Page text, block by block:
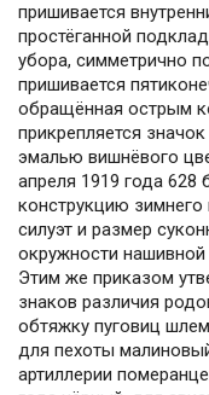
пришивается
простёганной
убора, симметрично
пришивается
обращённая острым
прикрепляется
эмалью вишнёвого
апреля 1919 года 628
конструкцию зимнего
силуэт и размер
окружности
Этим же приказом
знаков различия
обтяжку пуговиц
для пехоты
артиллерии